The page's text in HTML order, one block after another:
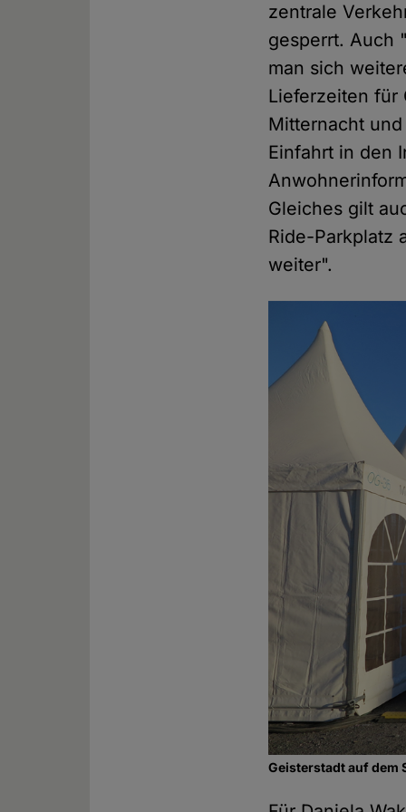
zentrale
gesperrt. Auch
man sich
Lieferzeiten für
Mitternacht
Einfahrt in den
Gleiches gilt
Ride-Parkplatz
weiter".
Geisterstadt auf dem